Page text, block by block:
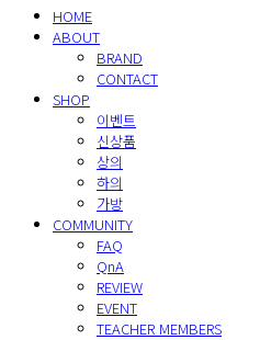
HOME
ABOUT
BRAND
CONTACT
SHOP
이벤트
신상품
상의
하의
가방
COMMUNITY
FAQ
QnA
REVIEW
EVENT
TEACHER MEMBERS